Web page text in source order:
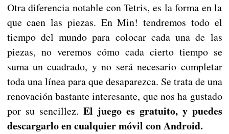
Otra diferencia notable con Tetris, es la forma en la
que caen las piezas. En Min! tendremos todo el
tiempo del mundo para colocar cada una de las
piezas, no veremos cómo cada cierto tiempo se
suma un cuadrado, y no será necesario completar
toda una línea para que desaparezca. Se trata de una
renovación bastante interesante, que nos ha gustado
por su sencillez. El juego es gratuito, y puedes
descargarlo en cualquier móvil con Android.